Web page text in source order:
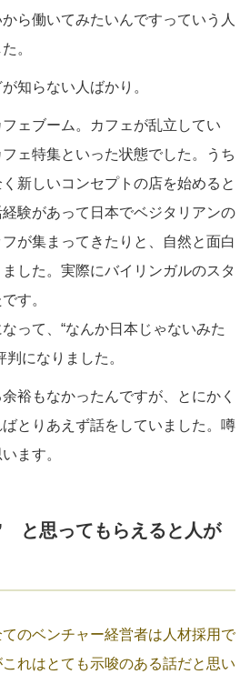
ら働いてみたいんですっていう人
。
知らない人ばかり。
ェブーム。カフェが乱立してい
ェ特集といった状態でした。うち
新しいコンセプトの店を始めると
験があって日本でベジタリアンの
が集まってきたりと、自然と面白
した。実際にバイリンガルのスタ
す。
って、“なんか日本じゃないみた
になりました。
裕もなかったんですが、とにかく
とりあえず話をしていました。噂
ます。
と思ってもらえると人が
のベンチャー経営者は人材採用で
れはとても示唆のある話だと思い